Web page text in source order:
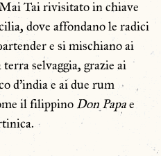
Tai rivisitato in chiave
dove affondano le radici
e si mischiano ai
selvaggia, grazie ai
d’india e ai due rum
il filippino Don Papae